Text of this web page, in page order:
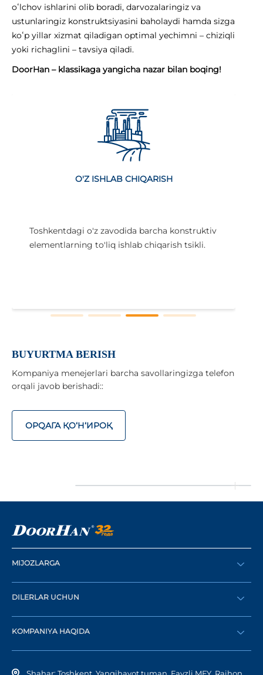
oʻlchov ishlarini olib boradi, darvozalaringiz va
ustunlaringiz konstruktsiyasini baholaydi hamda sizga
koʻp yillar xizmat qiladigan optimal yechimni – chiziqli
yoki richaglini – tavsiya qiladi.
DoorHan – klassikaga yangicha nazar bilan boqing!
O'Z ISHLAB CHIQARISH
Toshkentdagi o'z zavodida barcha konstruktiv
elementlarning to'liq ishlab chiqarish tsikli.
BUYURTMA BERISH
Kompaniya menejerlari barcha savollaringizga telefon
orqali javob berishadi::
ОРQАГА ҚO‘Н‘ИРОҚ
MIJOZLARGA
Buyurtma berish
DILERLAR UCHUN
Diler bo‘lish
Shaxsiy kabinetga kirish
KOMPANIYA HAQIDA
Kompaniya tarixi